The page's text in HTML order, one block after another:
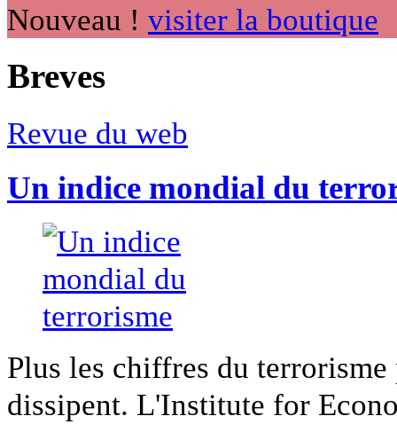
Nouveau ! visiter la boutique
Breves
Revue du web
Un indice mondial du
Plus les chiffres du
dissipent. L'Institute for